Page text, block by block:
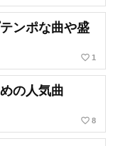
ンポな曲や盛
favorite_border 1
の人気曲
favorite_border 8